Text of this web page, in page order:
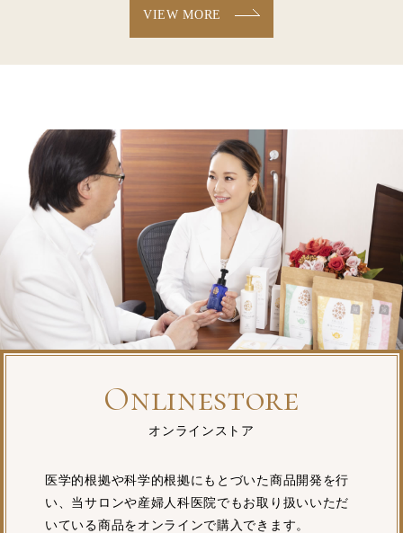
VIEW MORE
Onlinestore
オンラインストア
医学的根拠や科学的根拠にもとづいた商品開発を行
い、当サロンや産婦人科医院でもお取り扱いいただ
いている商品をオンラインで購入できます。